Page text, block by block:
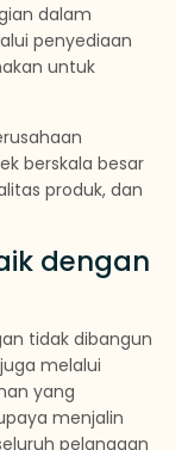
dalam
penyediaan
untuk
berskala besar
produk, dan
dengan
tidak dibangun
melalui
yang
menjalin
pelanggan